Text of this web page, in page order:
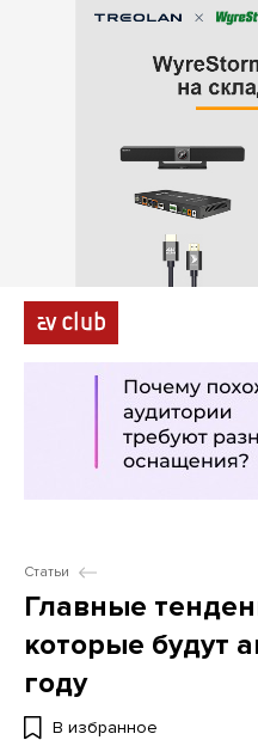
Статьи
Главные
которые будут
году
В избранное